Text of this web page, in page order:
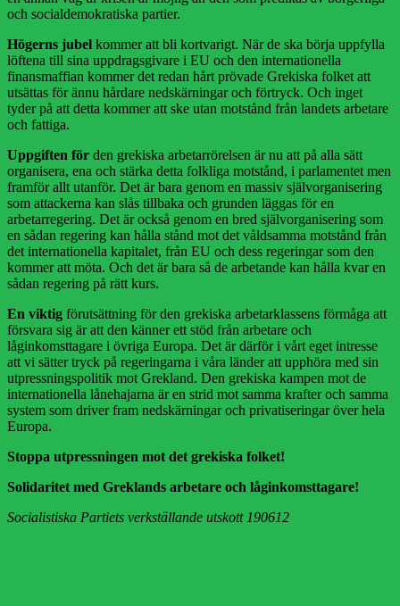
och socialdemokratiska partier.
Högerns jubel kommer att bli kortvarigt. När de ska börja uppfylla
löftena till sina uppdragsgivare i EU och den internationella
finansmaffian kommer det redan hårt prövade Grekiska folket att
utsättas för ännu hårdare nedskärningar och förtryck. Och inget
tyder på att detta kommer att ske utan motstånd från landets arbetare
och fattiga.
Uppgiften för den grekiska arbetarrörelsen är nu att på alla sätt
organisera, ena och stärka detta folkliga motstånd, i parlamentet men
framför allt utanför. Det är bara genom en massiv självorganisering
som attackerna kan slås tillbaka och grunden läggas för en
arbetarregering. Det är också genom en bred självorganisering som
en sådan regering kan hålla stånd mot det våldsamma motstånd från
det internationella kapitalet, från EU och dess regeringar som den
kommer att möta. Och det är bara så de arbetande kan hålla kvar en
sådan regering på rätt kurs.
En viktig förutsättning för den grekiska arbetarklassens förmåga att
försvara sig är att den känner ett stöd från arbetare och
låginkomsttagare i övriga Europa. Det är därför i vårt eget intresse
att vi sätter tryck på regeringarna i våra länder att upphöra med sin
utpressningspolitik mot Grekland. Den grekiska kampen mot de
internationella lånehajarna är en strid mot samma krafter och samma
system som driver fram nedskärningar och privatiseringar över hela
Europa.
Stoppa utpressningen mot det grekiska folket!
Solidaritet med Greklands arbetare och låginkomsttagare!
Socialistiska Partiets verkställande utskott 190612